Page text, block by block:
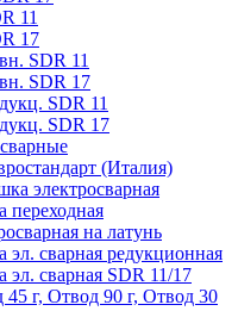
11
17
SDR 11
SDR 17
SDR 11
SDR 17
(Италия)
электросварная
переходная
на латунь
эл. cварная редукционная
эл. сварная SDR 11/17
45 г, Отвод 90 г, Отвод 30